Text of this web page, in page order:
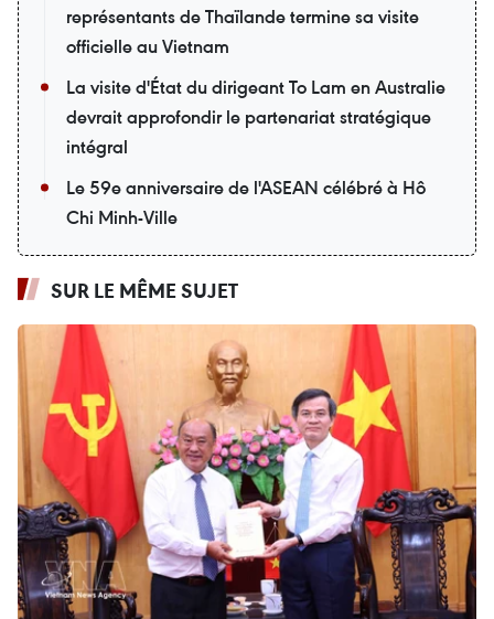
représentants de Thaïlande termine sa visite
officielle au Vietnam
La visite d'État du dirigeant To Lam en Australie
devrait approfondir le partenariat stratégique
intégral
Le 59e anniversaire de l'ASEAN célébré à Hô
Chi Minh-Ville
SUR LE MÊME SUJET